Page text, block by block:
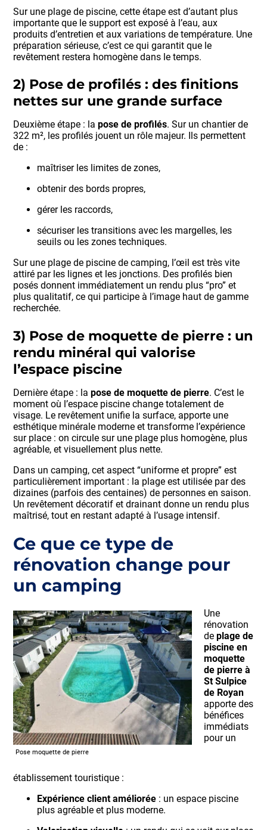
Sur une plage de piscine, cette étape est d’autant plus
importante que le support est exposé à l’eau, aux
produits d’entretien et aux variations de température. Une
préparation sérieuse, c’est ce qui garantit que le
revêtement restera homogène dans le temps.
2) Pose de profilés : des finitions
nettes sur une grande surface
Deuxième étape : lapose de profilés. Sur un chantier de
322 m², les profilés jouent un rôle majeur. Ils permettent
de :
maîtriser les limites de zones,
obtenir des bords propres,
gérer les raccords,
sécuriser les transitions avec les margelles, les
seuils ou les zones techniques.
Sur une plage de piscine de camping, l’œil est très vite
attiré par les lignes et les jonctions. Des profilés bien
posés donnent immédiatement un rendu plus “pro” et
plus qualitatif, ce qui participe à l’image haut de gamme
recherchée.
3) Pose de moquette de pierre : un
rendu minéral qui valorise
l’espace piscine
Dernière étape : lapose de moquette de pierre. C’est le
moment où l’espace piscine change totalement de
visage. Le revêtement unifie la surface, apporte une
esthétique minérale moderne et transforme l’expérience
sur place : on circule sur une plage plus homogène, plus
agréable, et visuellement plus nette.
Dans un camping, cet aspect “uniforme et propre” est
particulièrement important : la plage est utilisée par des
dizaines (parfois des centaines) de personnes en saison.
Un revêtement décoratif et drainant donne un rendu plus
maîtrisé, tout en restant adapté à l’usage intensif.
Ce que ce type de
rénovation change pour
un camping
Pose moquette de pierre
Une
rénovation
deplage de
piscine en
moquette
de pierre à
St Sulpice
de Royan
apporte des
bénéfices
immédiats
pour un
établissement touristique :
Expérience client améliorée : un espace piscine
plus agréable et plus moderne.